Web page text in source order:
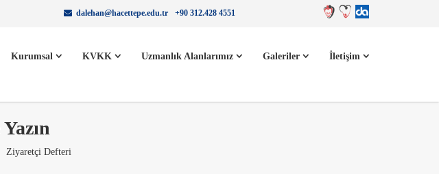
dalehan@hacettepe.edu.tr +90 312.428 4551
Kurumsal KVKK Uzmanlık Alanlarımız Galeriler İletişim
Ziyaretçi Defteri